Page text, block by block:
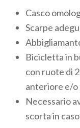
Casco
Scarpe
Bicicletta in
con ruote di
anteriore e/
Necessario
scorta in